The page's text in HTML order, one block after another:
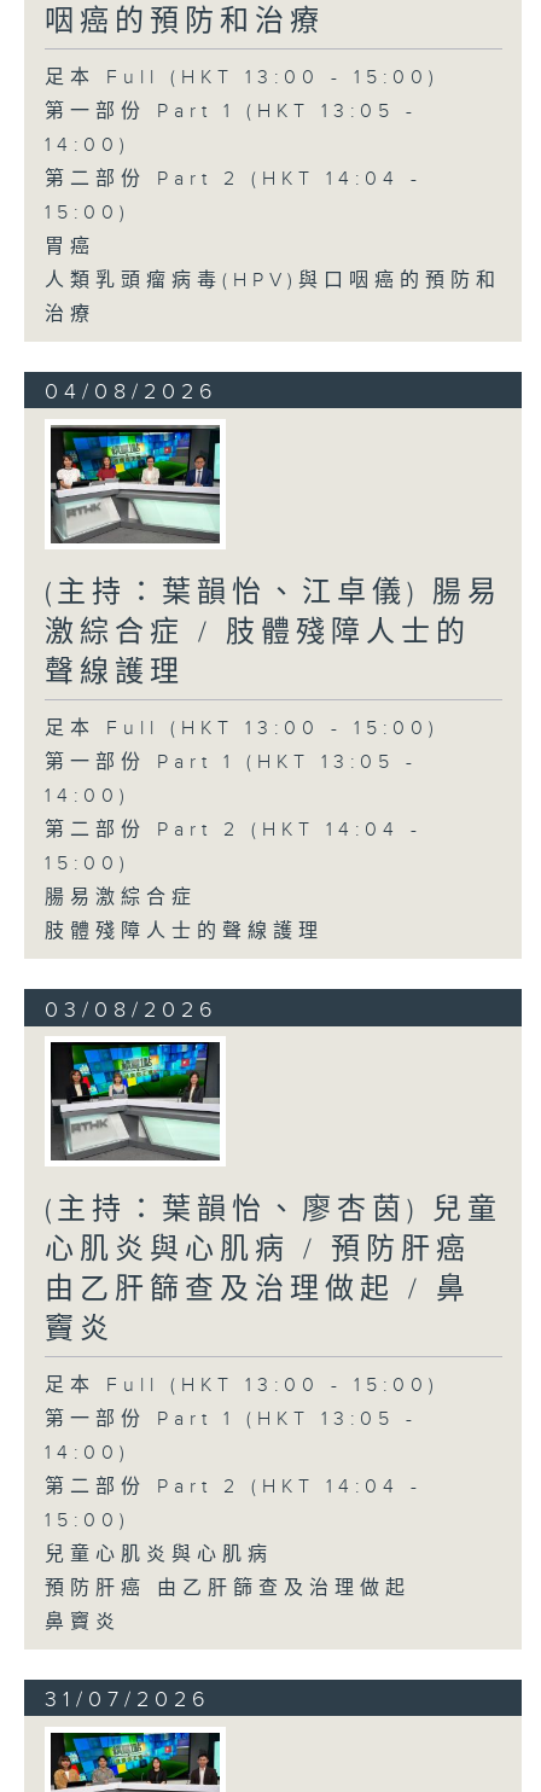
咽癌的預防和治療
足本 Full (HKT 13:00 - 15:00)
第一部份 Part 1 (HKT 13:05 -
14:00)
第二部份 Part 2 (HKT 14:04 -
15:00)
胃癌
人類乳頭瘤病毒(HPV)與口咽癌的預防和
治療
04/08/2026
(主持：葉韻怡、江卓儀) 腸易
激綜合症 / 肢體殘障人士的
聲線護理
足本 Full (HKT 13:00 - 15:00)
第一部份 Part 1 (HKT 13:05 -
14:00)
第二部份 Part 2 (HKT 14:04 -
15:00)
腸易激綜合症
肢體殘障人士的聲線護理
03/08/2026
(主持：葉韻怡、廖杏茵) 兒童
心肌炎與心肌病 / 預防肝癌
由乙肝篩查及治理做起 / 鼻
竇炎
足本 Full (HKT 13:00 - 15:00)
第一部份 Part 1 (HKT 13:05 -
14:00)
第二部份 Part 2 (HKT 14:04 -
15:00)
兒童心肌炎與心肌病
預防肝癌 由乙肝篩查及治理做起
鼻竇炎
31/07/2026